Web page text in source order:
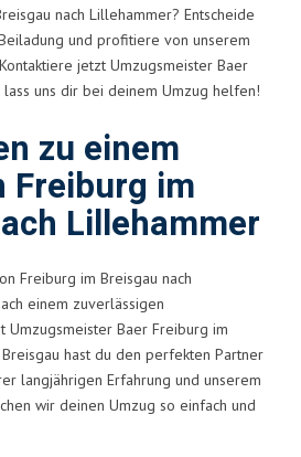
nach Lillehammer? Entscheide
und profitiere von unserem
jetzt Umzugsmeister Baer
uns dir bei deinem Umzug helfen!
zu einem
Freiburg im
Lillehammer
Freiburg im Breisgau nach
einem zuverlässigen
Umzugsmeister Baer Freiburg im
hast du den perfekten Partner
langjährigen Erfahrung und unserem
wir deinen Umzug so einfach und